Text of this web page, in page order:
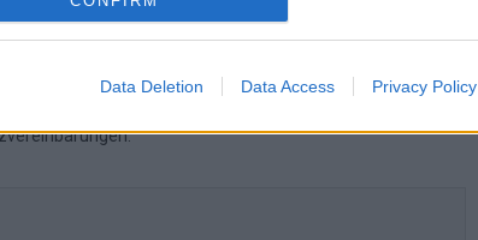
Data Deletion Data Access Privacy Policy
Klarnamen (Vor- und Nachname) und eine gültige E-Mail-
jeden Kommentar kurz. Beiträge, die unsere
Netiquette
Beleidigungen, Hetze, Spam oder Werbung werden nicht
.